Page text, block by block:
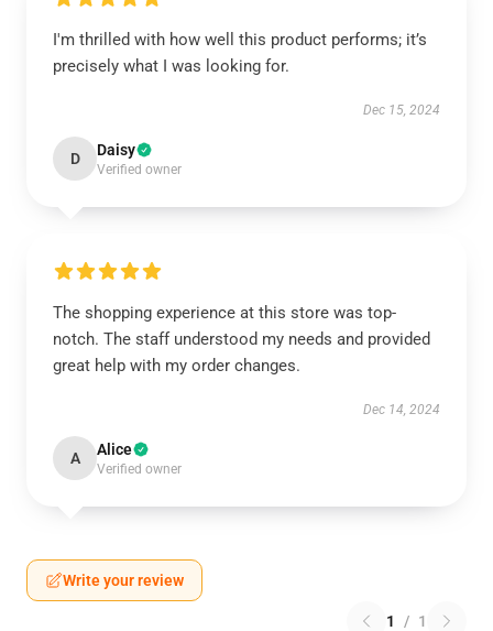
I'm thrilled with how well this product performs; it’s
precisely what I was looking for.
Dec 15, 2024
D Daisy
Verified owner
The shopping experience at this store was top-
notch. The staff understood my needs and provided
great help with my order changes.
Dec 14, 2024
A Alice
Verified owner
Write your review
1 / 1